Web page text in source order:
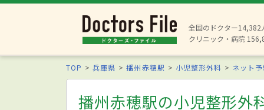
全国のドクター14,382
クリニック・病院
TOP 兵庫県 播州赤穂駅 小児整形外科 ネット
播州赤穂駅の小児整形外